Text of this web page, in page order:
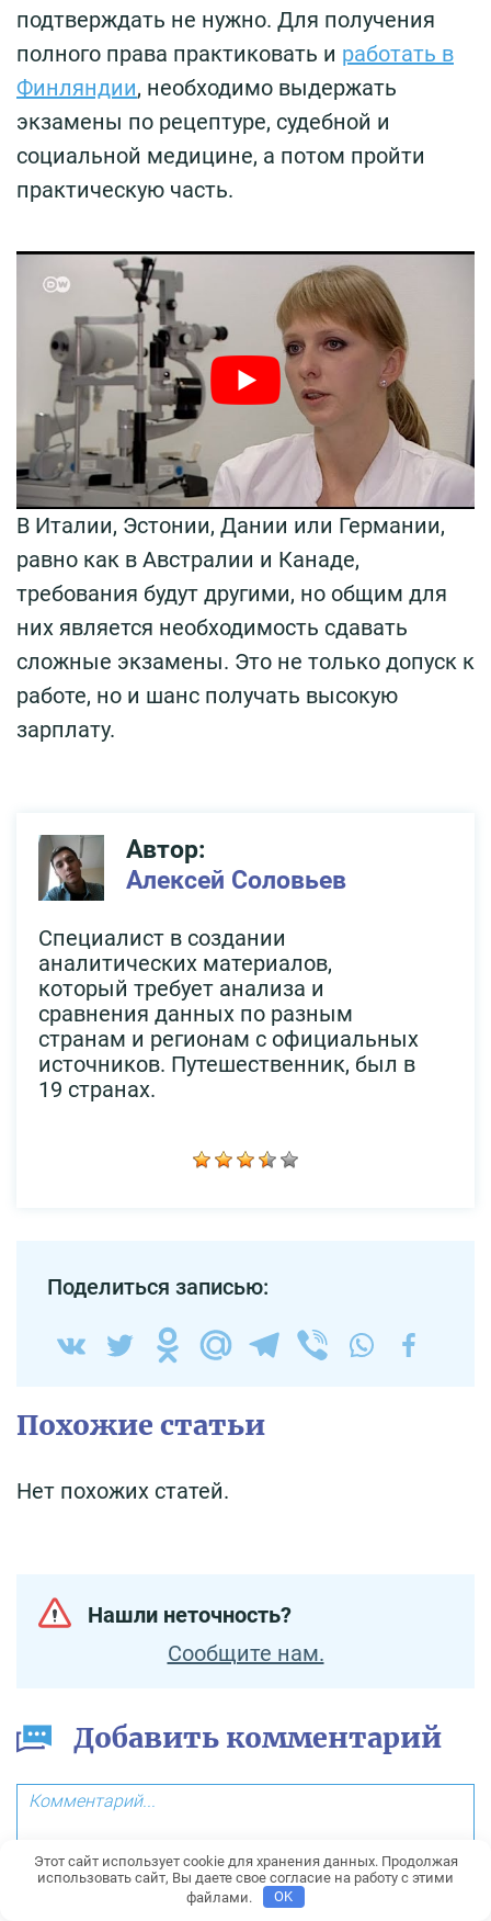
подтверждать не нужно. Для получения
полного права практиковать и работать в
Финляндии, необходимо выдержать
экзамены по рецептуре, судебной и
социальной медицине, а потом пройти
практическую часть.
В Италии, Эстонии, Дании или Германии,
равно как в Австралии и Канаде,
требования будут другими, но общим для
них является необходимость сдавать
сложные экзамены. Это не только допуск к
работе, но и шанс получать высокую
зарплату.
Автор:
Алексей Соловьев
Специалист в создании
аналитических материалов,
который требует анализа и
сравнения данных по разным
странам и регионам с официальных
источников. Путешественник, был в
19 странах.
Поделиться записью:
Похожие статьи
Нет похожих статей.
Нашли неточность?
Сообщите нам.
Добавить комментарий
Этот сайт использует cookie для хранения данных. Продолжая
использовать сайт, Вы даете свое согласие на работу с этими
файлами.
OK